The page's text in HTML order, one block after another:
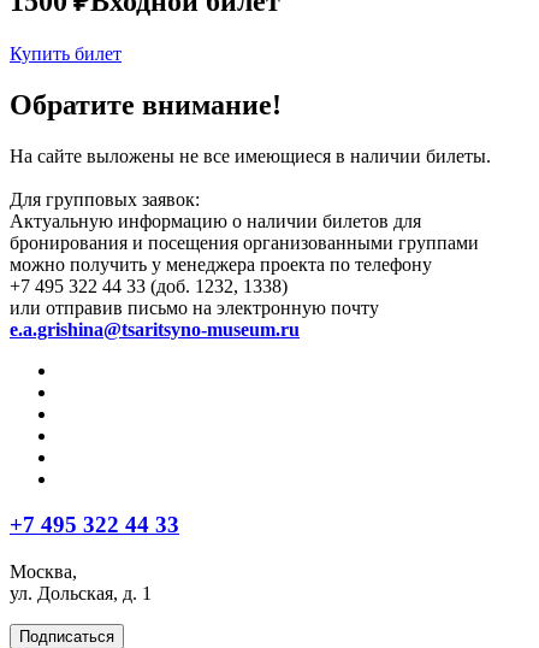
Купить билет
Обратите внимание!
На сайте выложены не все имеющиеся в наличии билеты.
Для групповых заявок:
Актуальную информацию о наличии билетов для
бронирования и посещения организованными группами
можно получить у менеджера проекта по телефону
+7 495 322 44 33 (доб. 1232, 1338)
или отправив письмо на электронную почту
e.a.grishina@tsaritsyno-museum.ru
+7 495 322 44 33
Москва,
ул. Дольская, д. 1
Подписаться